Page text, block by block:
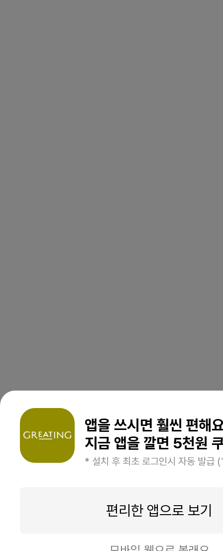
앱을 쓰시면 훨씬 편해
지금 앱을 깔면 5천원
* 설치 후 최초 로그인시 자동 발급
편리한 앱으로 보기